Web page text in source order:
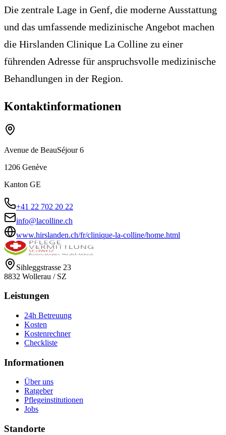
Die zentrale Lage in Genf, die moderne Ausstattung
und das umfassende medizinische Angebot machen
die Hirslanden Clinique La Colline zu einer
führenden Adresse für anspruchsvolle medizinische
Behandlungen in der Region.
Kontaktinformationen
Avenue de Beau­Séjour 6
1206 Genève
Kanton GE
+41 22 702 20 22
info@lacolline.ch
www.hirslanden.ch/fr/clinique-la-colline/home.html
Sihleggstrasse 23
8832 Wollerau / SZ
Leistungen
24h Betreuung
Kosten
Kostenrechner
Checkliste
Informationen
Über uns
Ratgeber
Pflegeinstitutionen
Jobs
Standorte